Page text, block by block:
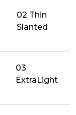
02 Thin
Slanted
03
ExtraLight